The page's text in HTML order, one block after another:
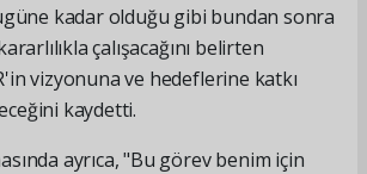
kadar olduğu gibi bundan sonra
çalışacağını belirten
vizyonuna ve hedeflerine katkı
kaydetti.
ayrıca, "Bu görev benim için